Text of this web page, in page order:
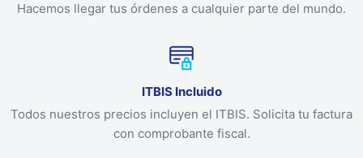
Hacemos llegar tus órdenes a cualquier parte del mundo.
ITBIS Incluido
Todos nuestros precios incluyen el ITBIS. Solicita tu factura
con comprobante fiscal.